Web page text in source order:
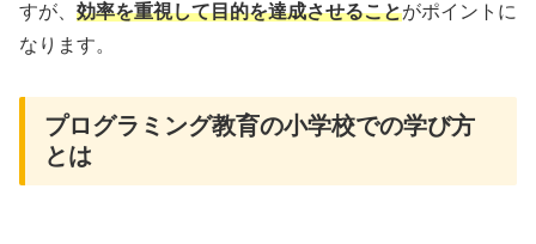
すが、 効率を重視して目的を達成させることがポイントに
なります。
プログラミング教育の小学校での学び方
とは